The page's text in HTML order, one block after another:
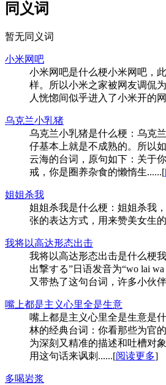
同义词
暂无同义词
小米网吧
小米网吧是什么梗小米网吧，
样。所以小米之家被网友调侃
人恍惚间似乎进入了小米开的
乌克兰小乳猪
乌克兰小乳猪是什么梗：乌克
仔基本上就是不成熟的。所以
云海的台词，原句如下：关于
戒，你是圈养杂食的懒惰生......[
姐姐杀我
姐姐杀我是什么梗：姐姐杀我
张的表达方式，用来赞美女生
我将以高达形态出击
我将以高达形态出击是什么梗
出撃する”日语发音为“wo lai
又带热了这句台词，许多小伙
嘴上都是主义心里全是生意
嘴上都是主义心里全是生意是
林的经典台词：你看那些为官
为深刻又精准的描述和吐槽对
用这句话来讽刺......[阅读更多]
多喝岩浆